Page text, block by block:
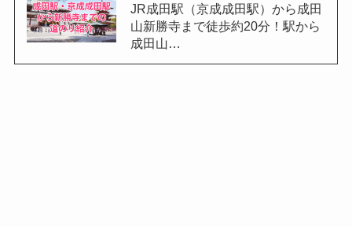
JR成田駅（京成成田駅）から成田
山新勝寺まで徒歩約20分！駅から
成田山…